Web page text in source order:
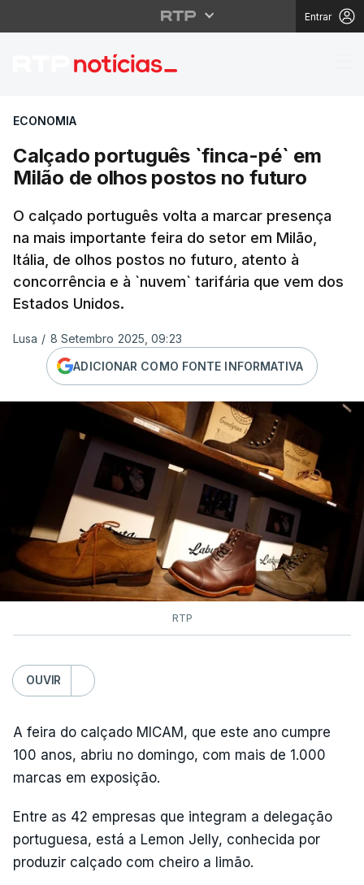
Entrar
Calçado português
ECONOMIA
Calçado português `finca-pé` em
Milão de olhos postos no futuro
O calçado português volta a marcar presença
na mais importante feira do setor em Milão,
Itália, de olhos postos no futuro, atento à
concorrência e à `nuvem` tarifária que vem dos
Estados Unidos.
Lusa / 8 Setembro 2025, 09:23
ADICIONAR COMO FONTE INFORMATIVA
RTP
OUVIR
A feira do calçado MICAM, que este ano cumpre
100 anos, abriu no domingo, com mais de 1.000
marcas em exposição.
Entre as 42 empresas que integram a delegação
portuguesa, está a Lemon Jelly, conhecida por
produzir calçado com cheiro a limão.